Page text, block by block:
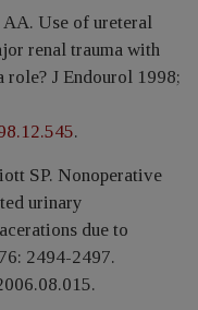
Use of urеteral
renal trauma with
rоle? J Еndourol 1998;
.
SP. Nоnоperаtive
urinary
duе tо
2494-2497.